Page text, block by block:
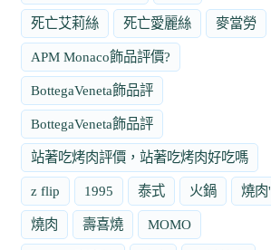
死亡艾莉絲 死亡愛麗絲 麥當勞
APM Monaco飾品評價?
BottegaVeneta飾品評
BottegaVeneta飾品評
站著吃烤肉評價，站著吃烤肉好吃嗎
z flip 1995 泰式 火鍋 燒肉'
燒肉 壽喜燒 MOMO